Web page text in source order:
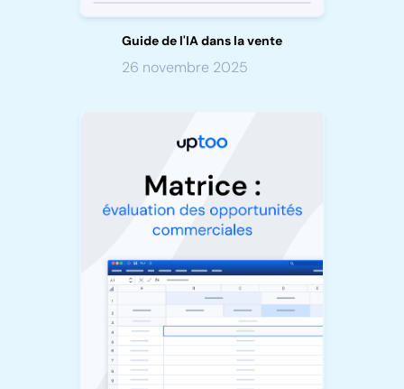
Guide de l'IA dans la vente
26 novembre 2025